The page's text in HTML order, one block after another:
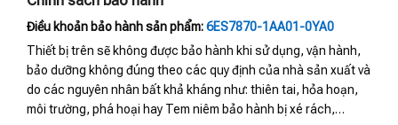
Điều khoản bảo hành sản phẩm:6ES7870-1AA01-0YA0
Thiết bị trên sẽ không được bảo hành khi sử dụng, vận hành,
bảo dưỡng không đúng theo các quy định của nhà sản xuất và
do các nguyên nhân bất khả kháng như: thiên tai, hỏa hoạn,
môi trường, phá hoại hay Tem niêm bảo hành bị xé rách,…